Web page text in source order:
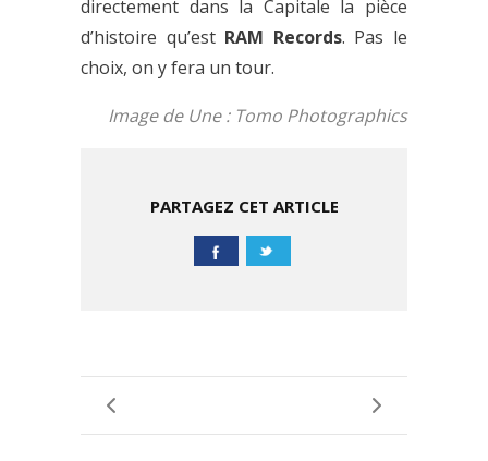
directement dans la Capitale la pièce
d’histoire qu’est RAM Records. Pas le
choix, on y fera un tour.
Image de Une : Tomo Photographics
PARTAGEZ CET ARTICLE